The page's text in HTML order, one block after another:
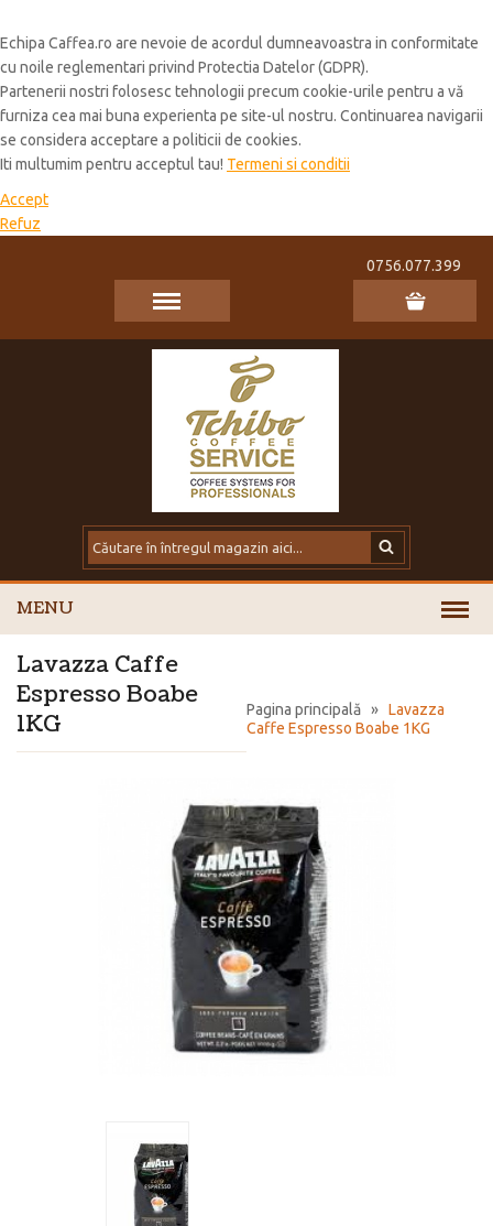
Echipa Caffea.ro are nevoie de acordul dumneavoastra in conformitate
cu noile reglementari privind Protectia Datelor (GDPR).
Partenerii nostri folosesc tehnologii precum cookie-urile pentru a vă
furniza cea mai buna experienta pe site-ul nostru. Continuarea navigarii
se considera acceptare a politicii de cookies.
Iti multumim pentru acceptul tau! Termeni si conditii
Accept
Refuz
0756.077.399
MENU
Pagina principală » Lavazza
Caffe Espresso Boabe 1KG
Lavazza Caffe
Espresso Boabe
1KG